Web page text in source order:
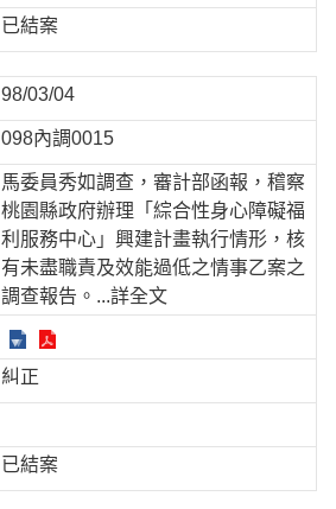
已結案
98/03/04
098內調0015
馬委員秀如調查，審計部函報，稽察
桃園縣政府辦理「綜合性身心障礙福
利服務中心」興建計畫執行情形，核
有未盡職責及效能過低之情事乙案之
調查報告。 ...詳全文
糾正
已結案